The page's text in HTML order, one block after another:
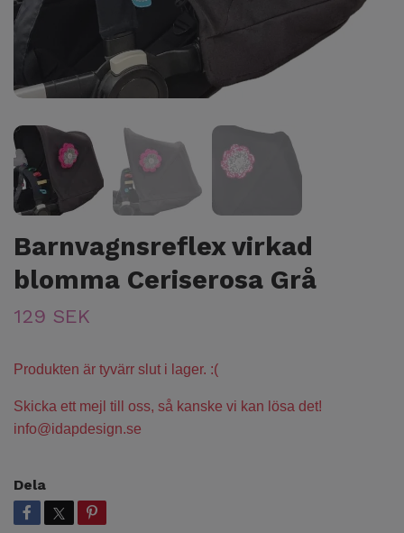
Barnvagnsreflex virkad
blomma Ceriserosa Grå
129 SEK
Produkten är tyvärr slut i lager. :(
Skicka ett mejl till oss, så kanske vi kan lösa det!
info@idapdesign.se
Dela